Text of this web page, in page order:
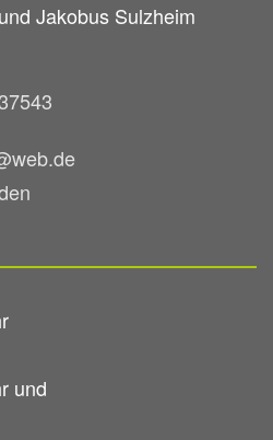
Jakobus Sulzheim
und